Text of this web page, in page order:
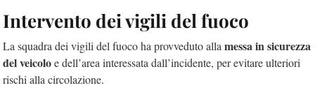
Intervento dei vigili del fuoco
La squadra dei vigili del fuoco ha provveduto alla messa in sicurezza
del veicoloe dell’area interessata dall’incidente, per evitare ulteriori
rischi alla circolazione.